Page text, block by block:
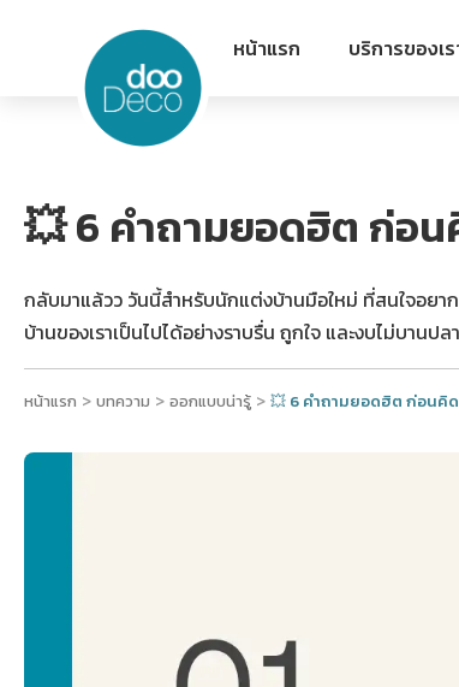
หน้าแรก บริการของเ
💥 6 คำถามยอดฮิต ก่อ
กลับมาแล้วว วันนี้สำหรับนักแต่งบ้านมือใหม่ ที่สนใจอยาก
บ้านของเราเป็นไปได้อย่างราบรื่น ถูกใจ และงบไม่บานป
หน้าแรก > บทความ > ออกแบบน่ารู้ > 💥 6 คำถามยอดฮิต ก่อนคิด